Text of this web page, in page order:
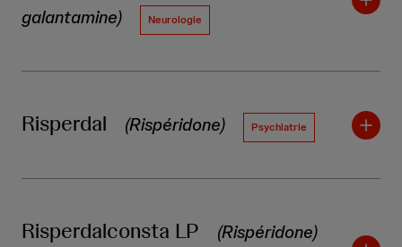
galantamine)
Neurologie
Risperdal (Rispéridone) Psychiatrie
Risperdalconsta LP (Rispéridone)